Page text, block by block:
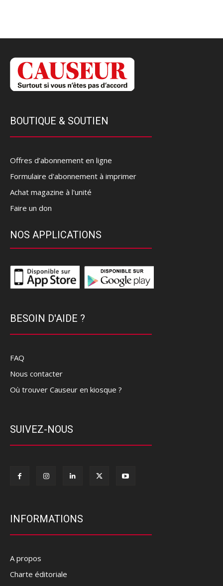
BOUTIQUE & SOUTIEN
Offres d’abonnement en ligne
Formulaire d'abonnement à imprimer
Achat magazine à l'unité
Faire un don
NOS APPLICATIONS
BESOIN D'AIDE ?
FAQ
Nous contacter
Où trouver Causeur en kiosque ?
SUIVEZ-NOUS
INFORMATIONS
A propos
Charte éditoriale